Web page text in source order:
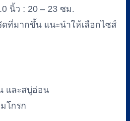
นิ้ว : 20 – 23 ซม.
ดที่มากขึ้น แนะนำให้เลือกไซส์
และสบู่อ่อน
โกรก